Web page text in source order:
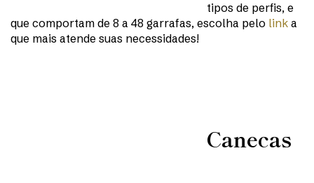
tipos de perfis, e
que comportam de 8 a 48 garrafas, escolha pelo link a
que mais atende suas necessidades!
Canecas